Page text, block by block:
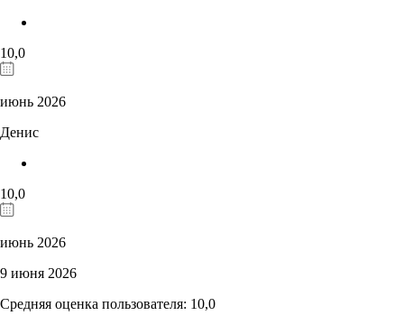
10,0
июнь 2026
Денис
10,0
июнь 2026
9 июня 2026
Средняя оценка пользователя: 10,0